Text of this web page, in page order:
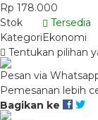
Rp 178.000
Stok
Tersedia
KategoriEkonomi
Tentukan pilihan
Pesan via
Pemesanan lebih
Bagikan ke